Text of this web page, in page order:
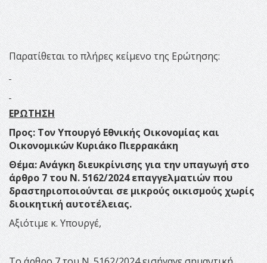
Παρατίθεται το πλήρες κείμενο της Ερώτησης:
ΕΡΩΤΗΣΗ
Προς: Τον Υπουργό Εθνικής Οικονομίας και
Οικονομικών Κυριάκο Πιερρακάκη
Θέμα: Ανάγκη διευκρίνισης για την υπαγωγή στο
άρθρο 7 του Ν. 5162/2024 επαγγελματιών που
δραστηριοποιούνται σε μικρούς οικισμούς χωρίς
διοικητική αυτοτέλειας.
Αξιότιμε κ. Υπουργέ,